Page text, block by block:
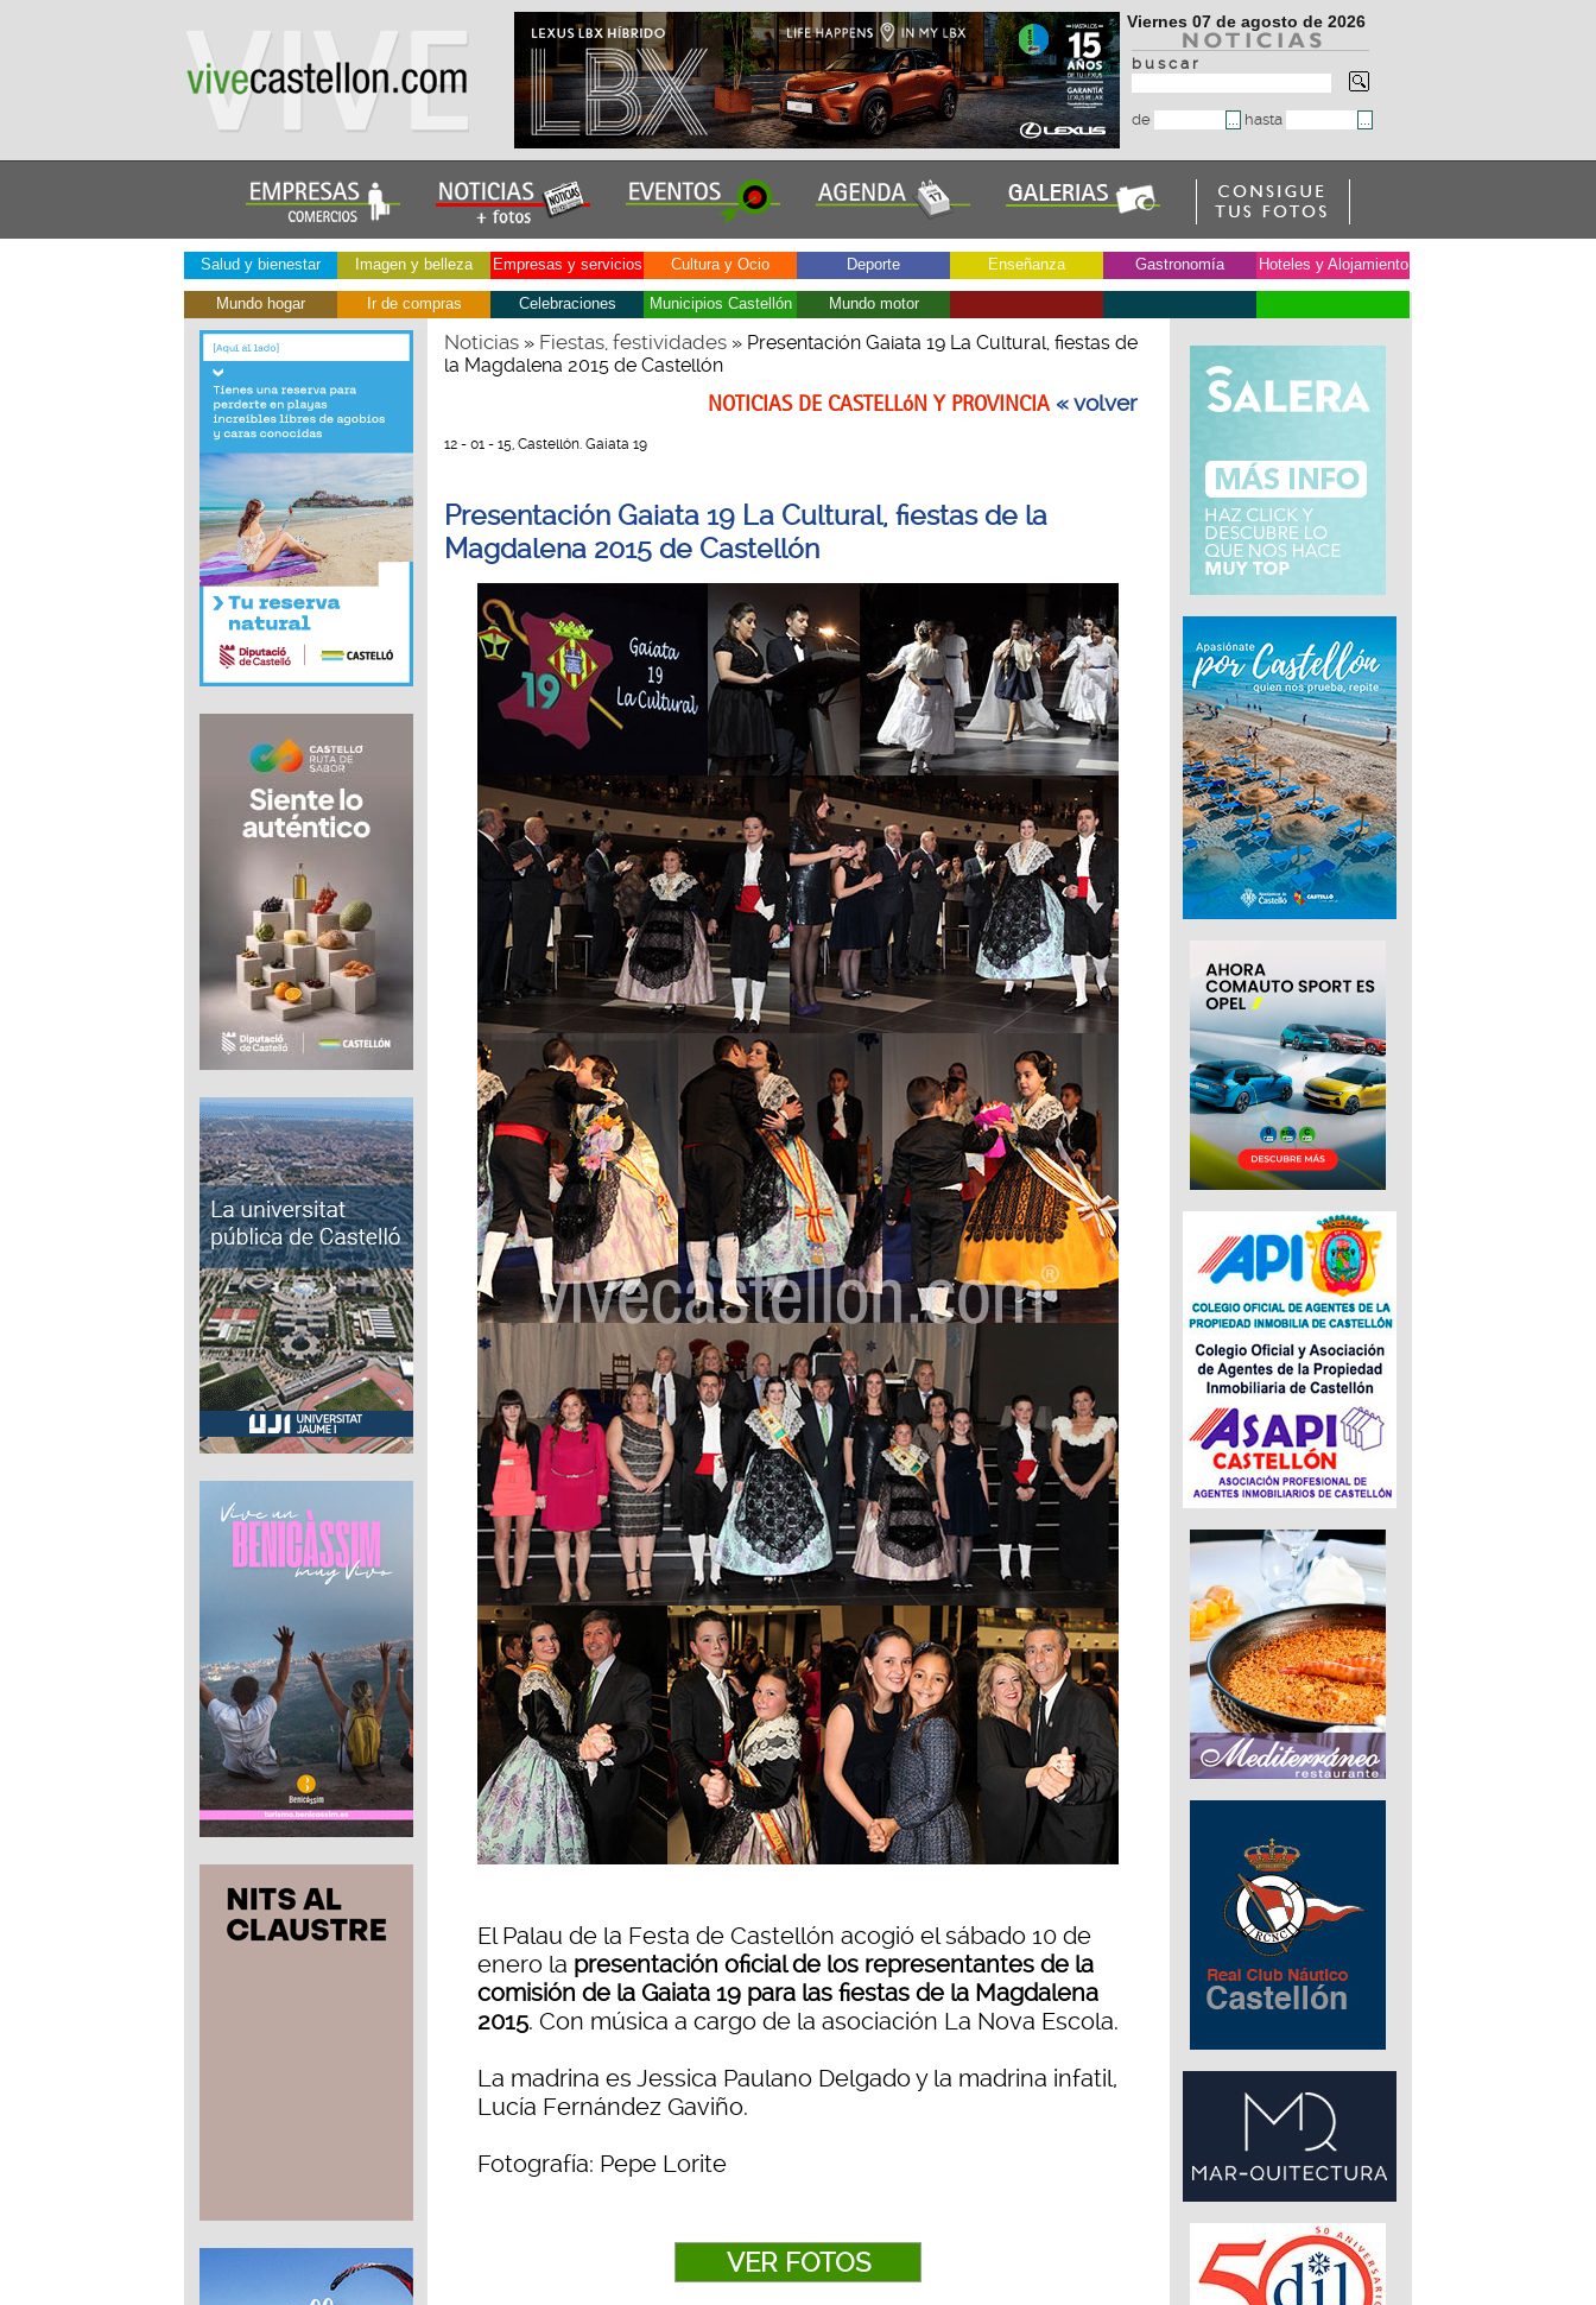
Viernes 07 de agosto de 2026
b u s c a r
de hasta
Salud y bienestar Imagen y belleza Empresas y servicios Cultura y Ocio Deporte Enseñanza Gastronomía Hoteles y Alojamiento
Mundo hogar Ir de compras Celebraciones Municipios Castellón Mundo motor
Noticias» Fiestas, festividades» Presentación Gaiata 19 La Cultural, fiestas de
la Magdalena 2015 de Castellón
NOTICIAS DE CASTELLóN Y PROVINCIA« volver
12 - 01 - 15, Castellón. Gaiata 19
Presentación Gaiata 19 La Cultural, fiestas de la
Magdalena 2015 de Castellón
El Palau de la Festa de Castellón acogió el sábado 10 de
enero la presentación oficial de los representantes de la
comisión de la Gaiata 19 para las fiestas de la Magdalena
2015. Con música a cargo de la asociación La Nova Escola.
La madrina es Jessica Paulano Delgado y la madrina infatil,
Lucía Fernández Gaviño.
Fotografía: Pepe Lorite
VER FOTOS